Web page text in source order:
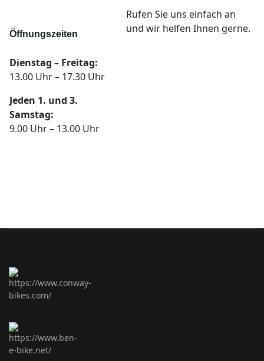
Öffnungszeiten
Dienstag – Freitag:
13.00 Uhr – 17.30 Uhr
Jeden 1. und 3.
Samstag:
9.00 Uhr – 13.00 Uhr
Rufen Sie uns einfach an
und wir helfen Ihnen gerne.